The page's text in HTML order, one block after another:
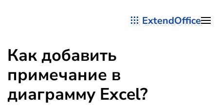
ExtendOffice
Как добавить
примечание в
диаграмму Excel?